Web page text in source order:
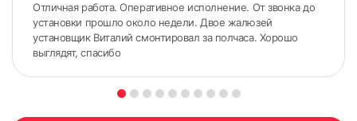
Отличная работа. Оперативное исполнение. От звонка до
установки прошло около недели. Двое жалюзей
установщик Виталий смонтировал за полчаса. Хорошо
выглядят, спасибо